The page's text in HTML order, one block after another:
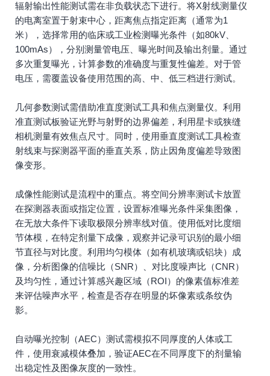
辐射输出性能测试需在非负载状态下进行。将X射线测量仪
的电离室置于射束中心，距离焦点指定距离（通常为1
米），选择常用的临床或工业检测曝光条件（如80kV、
100mAs），分别测量管电压、曝光时间及输出剂量。通过
多次重复曝光，计算参数的准确度与重复性偏差。对于管
电压，需覆盖设备使用范围的高、中、低三档进行测试。
几何参数测试需借助准直度测试工具和焦点测量仪。利用
准直测试板验证光野与射野的边界偏差，利用星卡或狭缝
相机测量有效焦点尺寸。同时，使用垂直度测试工具检查
射线束与探测器平面的垂直关系，防止因角度偏差导致图
像变形。
成像性能测试是流程中的重点。将空间分辨率测试卡放置
在探测器表面或指定位置，设置标准曝光条件采集图像，
在无放大条件下读取极限分辨率线对值。使用低对比度细
节体模，在特定剂量下成像，观察并记录可识别的最小细
节直径与对比度。利用均匀模体（如有机玻璃或铝块）成
像，分析图像的信噪比（SNR）、对比度噪声比（CNR）
及均匀性，通过计算感兴趣区域（ROI）的像素值标准差
来评估噪声水平，检查是否存在明显的坏像素或条纹伪
影。
自动曝光控制（AEC）测试需模拟不同厚度的人体或工
件，使用衰减模体叠加，验证AEC在不同厚度下的剂量输
出稳定性及图像灰度的一致性。